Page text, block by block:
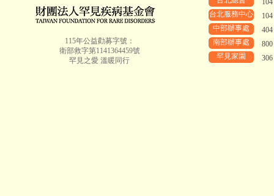
115年公益勸募字號：
衛部救字第1141364459號
罕見之愛 溫暖同行
台北服務中心
中部辦事處
南部辦事處
罕見家園